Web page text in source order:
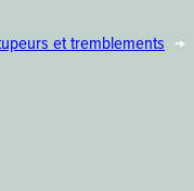
et tremblements →